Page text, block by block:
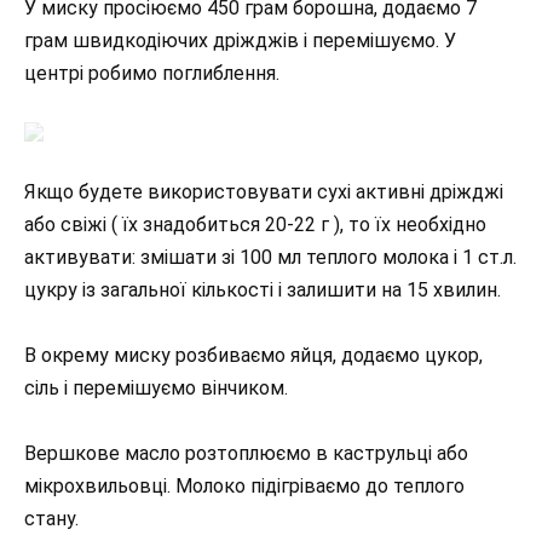
У миску просіюємо 450 грам борошна, додаємо 7
грам швидкодіючих дріжджів і перемішуємо. У
центрі робимо поглиблення.
Якщо будете використовувати сухі активні дріжджі
або свіжі ( їх знадобиться 20-22 г ), то їх необхідно
активувати: змішати зі 100 мл теплого молока і 1 ст.л.
цукру із загальної кількості і залишити на 15 хвилин.
В окрему миску розбиваємо яйця, додаємо цукор,
сіль і перемішуємо вінчиком.
Вершкове масло розтоплюємо в каструльці або
мікрохвильовці. Молоко підігріваємо до теплого
стану.